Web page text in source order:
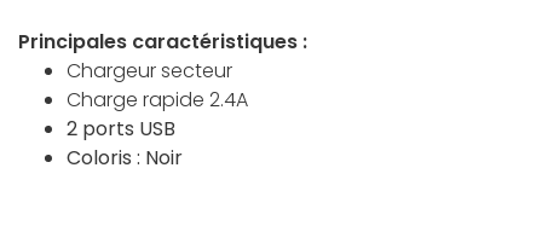
Principales caractéristiques :
Chargeur secteur
Charge rapide 2.4A
2 ports USB
Coloris : Noir